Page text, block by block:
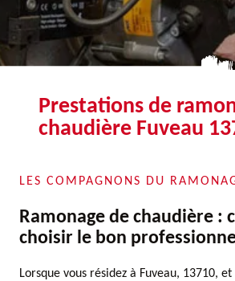
Prestations de
chaudière Fuveau
LES COMPAGNONS DU
Ramonage de chaudière :
choisir le bon
Lorsque vous résidez à Fuveau, 13710,